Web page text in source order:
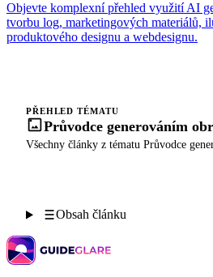
Objevte komplexní přehled využití AI
tvorbu log, marketingových materiálů,
produktového designu a webdesignu.
PŘEHLED TÉMATU
Průvodce generováním
Všechny články z tématu Průvodce
Obsah článku